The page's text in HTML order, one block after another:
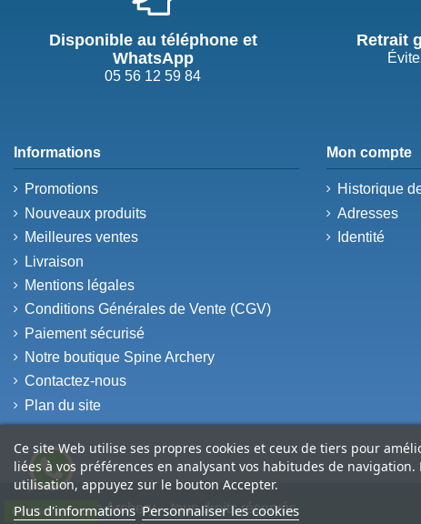
Disponible au téléphone et
WhatsApp
05 56 12 59 84
Retrait
Informations
Promotions
Nouveaux produits
Meilleures ventes
Livraison
Mentions légales
Conditions Générales de Vente (CGV)
Paiement sécurisé
Notre boutique Spine Archery
Contactez-nous
Plan du site
Mon compte
Historique
Adresses
Identité
Ce site Web utilise ses propres cookies et ceux de tiers pour
liées à vos préférences en analysant vos habitudes de
utilisation, appuyez sur le bouton Accepter.
Plus d'informations Personnaliser les cookies
Contactez-nous
© 2026 Spine Archery – tous droits réservés